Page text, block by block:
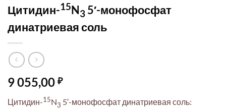
Цитидин-15N3 5′-монофосфат
динатриевая соль
9 055,00 ₽
Цитидин-15N3 5′-монофосфат динатриевая соль: